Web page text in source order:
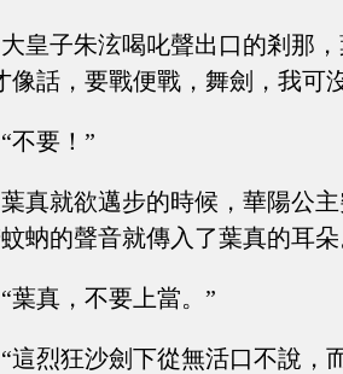
大皇子朱泫喝叱聲出口的剎那
像話，要戰便戰，舞劍，我可
“不要！”
葉真就欲邁步的時候，華陽公
蚋的聲音就傳入了葉真的耳
“葉真，不要上當。”
“這烈狂沙劍下從無活口不說，